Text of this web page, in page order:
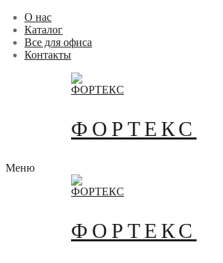
Перейти
содержимому
Меню
Закрыть
О нас
Каталог
Все для офиса
Контакты
ФОРТЕКС
Меню
ФОРТЕКС